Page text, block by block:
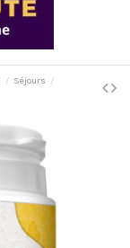
Séjours